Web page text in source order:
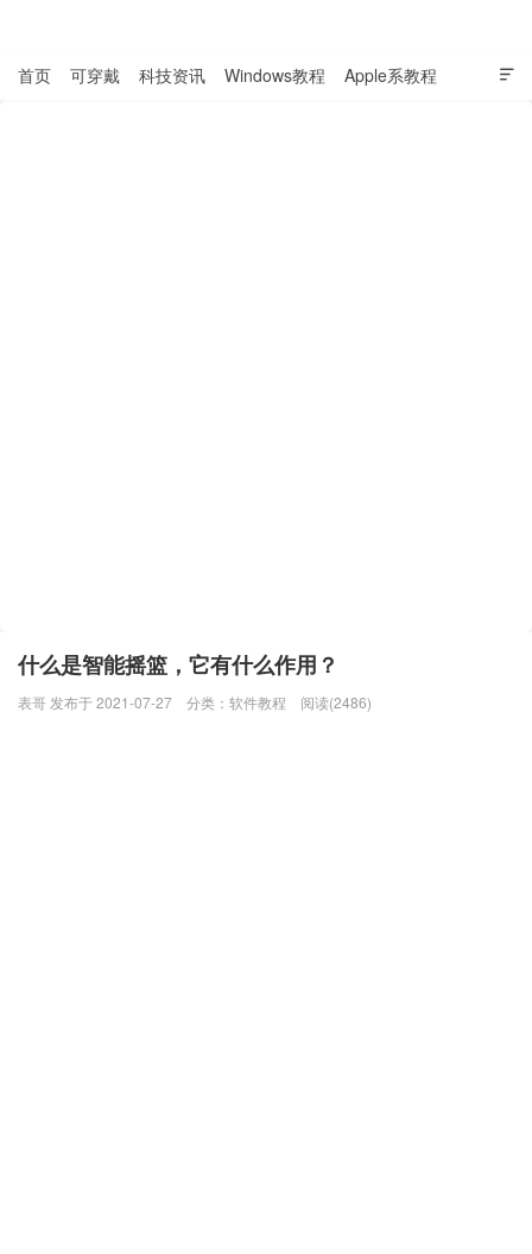

首页 可穿戴 科技资讯 Windows教程 Apple系教程
什么是智能摇篮，它有什么作用？
表哥 发布于 2021-07-27 分类： 软件教程 阅读(2486)